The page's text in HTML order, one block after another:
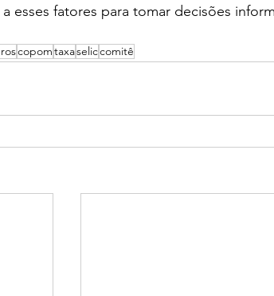
esses fatores para tomar decisões
copomtaxaseliccomitê